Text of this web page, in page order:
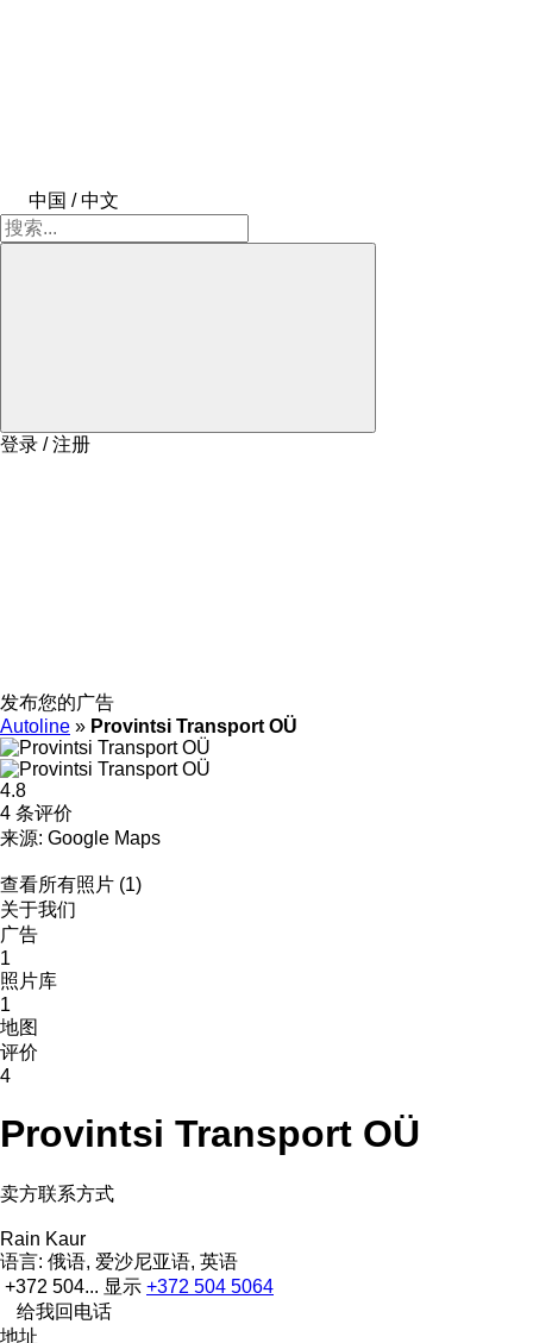
中国 / 中文
登录 / 注册
发布您的广告
Autoline » Provintsi Transport OÜ
4.8
4 条评价
来源: Google Maps
查看所有照片 (1)
关于我们
广告
1
照片库
1
地图
评价
4
Provintsi Transport OÜ
卖方联系方式
Rain Kaur
语言: 俄语, 爱沙尼亚语, 英语
+372 504... 显示 +372 504 5064
给我回电话
地址